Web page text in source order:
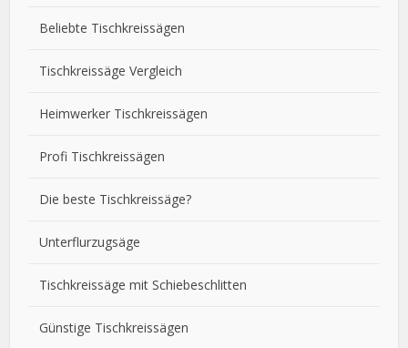
Beliebte Tischkreissägen
Tischkreissäge Vergleich
Heimwerker Tischkreissägen
Profi Tischkreissägen
Die beste Tischkreissäge?
Unterflurzugsäge
Tischkreissäge mit Schiebeschlitten
Günstige Tischkreissägen